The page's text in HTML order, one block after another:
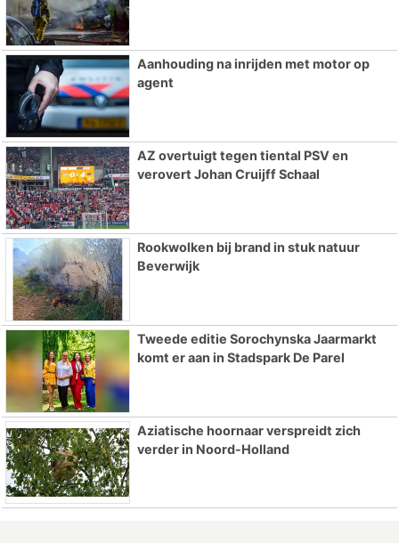
Aanhouding na inrijden met motor op
agent
AZ overtuigt tegen tiental PSV en
verovert Johan Cruijff Schaal
Rookwolken bij brand in stuk natuur
Beverwijk
Tweede editie Sorochynska Jaarmarkt
komt er aan in Stadspark De Parel
Aziatische hoornaar verspreidt zich
verder in Noord-Holland